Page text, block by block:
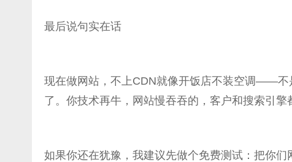
最后说句实在话
现在做网站，不上CDN就像开饭店不装空调——不
了。你技术再牛，网站慢吞吞的，客户和搜索引擎
如果你还在犹豫，我建议先做个免费测试：把你